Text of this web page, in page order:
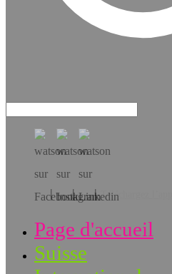
Téléchargez l’app!
Page d'accueil
Suisse